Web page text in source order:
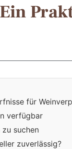
für
verfügbar
zu suchen
zuverlässig?